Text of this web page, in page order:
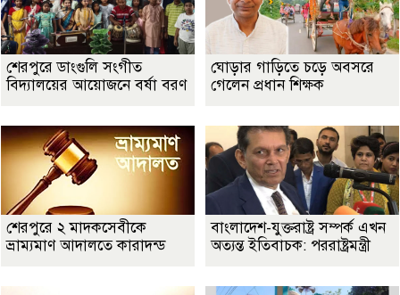
শেরপুরে ডাংগুলি সংগীত
বিদ্যালয়ের আয়োজনে বর্ষা বরণ
ঘোড়ার গাড়িতে চড়ে অবসরে
গেলেন প্রধান শিক্ষক
শেরপুরে ২ মাদকসেবীকে
ভ্রাম্যমাণ আদালতে কারাদন্ড
বাংলাদেশ-যুক্তরাষ্ট্র সম্পর্ক এখন
অত্যন্ত ইতিবাচক: পররাষ্ট্রমন্ত্রী